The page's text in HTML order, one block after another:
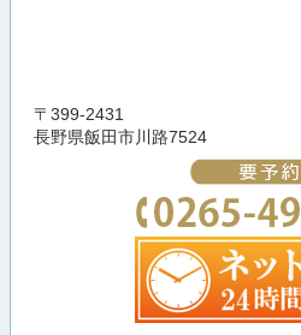
〒399-2431
長野県飯田市川路7524